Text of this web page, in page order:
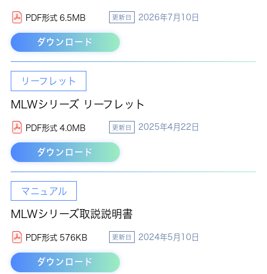
PDF形式 6.5MB 更新日 2026年7月10日
ダウンロード
リーフレット
MLWシリーズ リーフレット
PDF形式 4.0MB 更新日 2025年4月22日
ダウンロード
マニュアル
MLWシリーズ取説説明書
PDF形式 576KB 更新日 2024年5月10日
ダウンロード